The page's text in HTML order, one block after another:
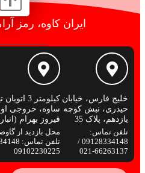
ایران کاوه، رمز
خلیج فارس، خیابان
حیدری، نبش کوچه
یازدهم، پلاک 35
تلفن تماس:
09128334148 /
66263137-021
کیلومتر 3
ساوه، خروجی
فیروز بهرام
محل بازدید از
09102230225